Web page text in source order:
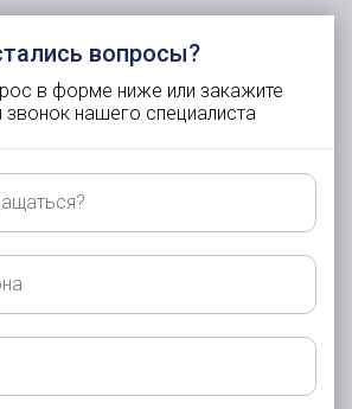
вопросы?
в форме ниже или закажите
звонок нашего специалиста